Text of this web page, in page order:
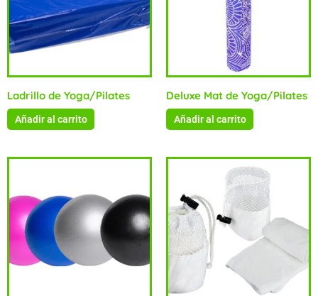
Ladrillo de Yoga/Pilates
Añadir al carrito
Deluxe Mat de Yoga/Pilates
Añadir al carrito